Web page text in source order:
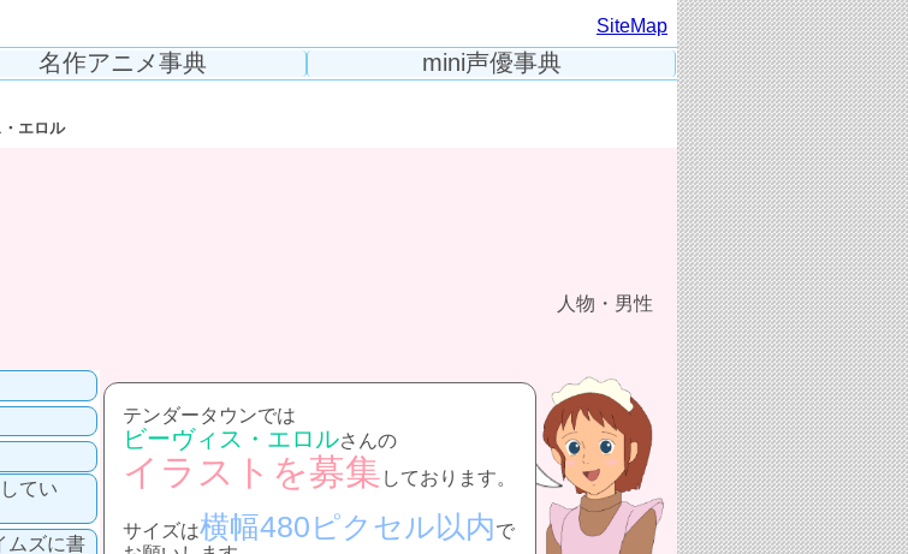
SiteMap
名作アニメ事典 mini声優事典
エロル
人物・男性
てい
ムズに書
テンダータウンでは
ビーヴィス・エロルさんの
イラストを募集 しております。
サイズは横幅480ピクセル以内で